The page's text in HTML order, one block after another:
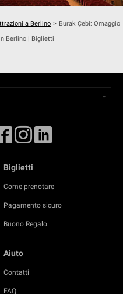
a Berlino > Burak Çebi: Omaggio
Berlino | Biglietti
Biglietti
Come prenotare
Pagamento sicuro
Buono Regalo
Aiuto
Contatti
FAQ